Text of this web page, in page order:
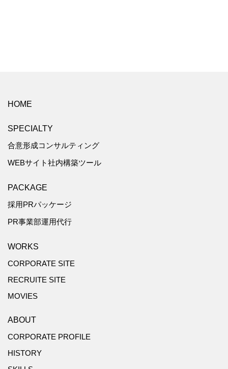
HOME
SPECIALTY
合意形成コンサルティング
WEBサイト社内構築ツール
PACKAGE
採用PRパッケージ
PR事業部運用代行
WORKS
CORPORATE SITE
RECRUITE SITE
MOVIES
ABOUT
CORPORATE PROFILE
HISTORY